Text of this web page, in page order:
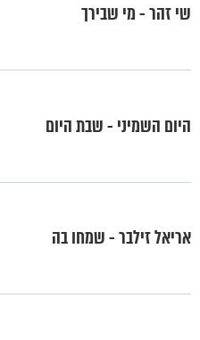
שי זהר - מי שבירך
היום השמיני - שבת היום
אריאל זילבר - שמחו בה